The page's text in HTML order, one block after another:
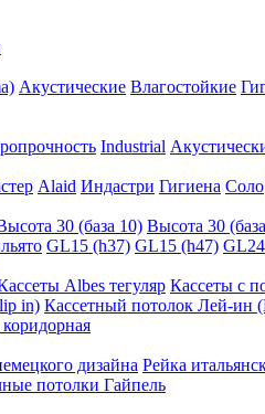
Акустические Влагостойкие
Industrial
Alaid Индастри Гигиена Соло
30 (база 10) Высота 30
GL15 (h37) GL15 (h47)
Albes тегуляр Кассеты с
in) Кассетный потолок Лей-ин
дизайна Рейка
потолки Гайпель